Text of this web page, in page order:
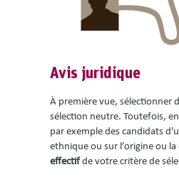
Avis juridique
À première vue, sélectionner
sélection neutre. Toutefois,
par exemple des candidats
ethnique ou sur l’origine ou
effectif de votre critère de